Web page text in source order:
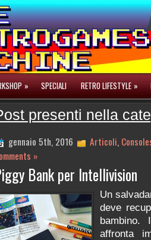
» SPECIALI RETRO LIFESTYLE »
presenti nella
gennaio 5th, 2016 Articoli,
»
Bank per Intellivision
Un
deve
bambino.
affronta